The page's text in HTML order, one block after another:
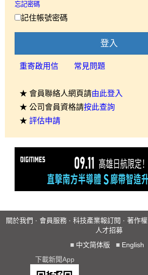
忘記密碼
記住帳號密碼
登入
重寄啟用信 常見問題
★ 會員聯絡人網頁請由此登入
★ 公司會員資格請按此查詢
★ 評估申請
關於我們 · 會員服務 · 科技產業報訂閱 · 著作權
人才招募
■ 中文简体版 ■ English
下載新聞App